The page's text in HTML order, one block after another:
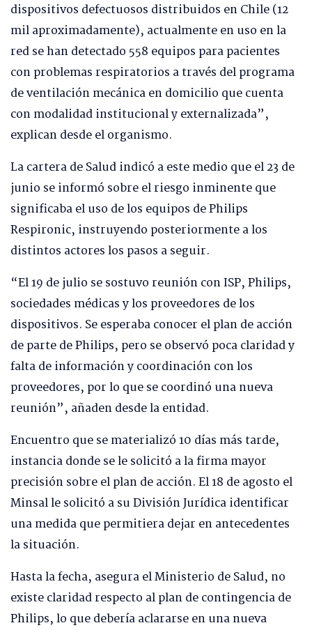
dispositivos defectuosos distribuidos en Chile (12
mil aproximadamente), actualmente en uso en la
red se han detectado 558 equipos para pacientes
con problemas respiratorios a través del programa
de ventilación mecánica en domicilio que cuenta
con modalidad institucional y externalizada”,
explican desde el organismo.
La cartera de Salud indicó a este medio que el 23 de
junio se informó sobre el riesgo inminente que
significaba el uso de los equipos de Philips
Respironic, instruyendo posteriormente a los
distintos actores los pasos a seguir.
“El 19 de julio se sostuvo reunión con ISP, Philips,
sociedades médicas y los proveedores de los
dispositivos. Se esperaba conocer el plan de acción
de parte de Philips, pero se observó poca claridad y
falta de información y coordinación con los
proveedores, por lo que se coordinó una nueva
reunión”, añaden desde la entidad.
Encuentro que se materializó 10 días más tarde,
instancia donde se le solicitó a la firma mayor
precisión sobre el plan de acción. El 18 de agosto el
Minsal le solicitó a su División Jurídica identificar
una medida que permitiera dejar en antecedentes
la situación.
Hasta la fecha, asegura el Ministerio de Salud, no
existe claridad respecto al plan de contingencia de
Philips, lo que debería aclararse en una nueva